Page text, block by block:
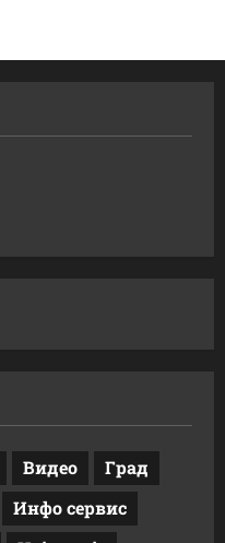
Видео
Град
Инфо сервис